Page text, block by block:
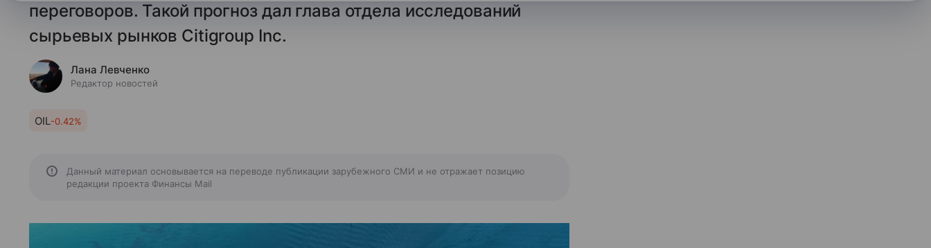
переговоров. Такой прогноз дал глава отдела исследований
сырьевых рынков Citigroup Inc.
Лана Левченко
Редактор новостей
OIL-0.42%
Данный материал основывается на переводе публикации зарубежного СМИ и не отражает позицию
редакции проекта Финансы Mail